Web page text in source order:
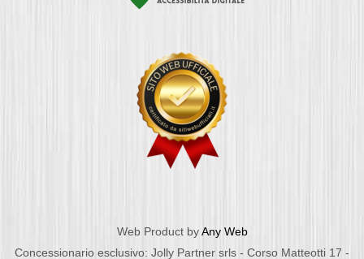
Web Product byAny Web
Concessionario esclusivo: Jolly Partner srls - Corso Matteotti 17 -